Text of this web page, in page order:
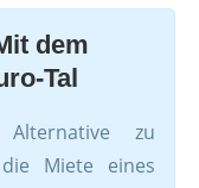
dem
Tal
Alternative zu
Miete eines